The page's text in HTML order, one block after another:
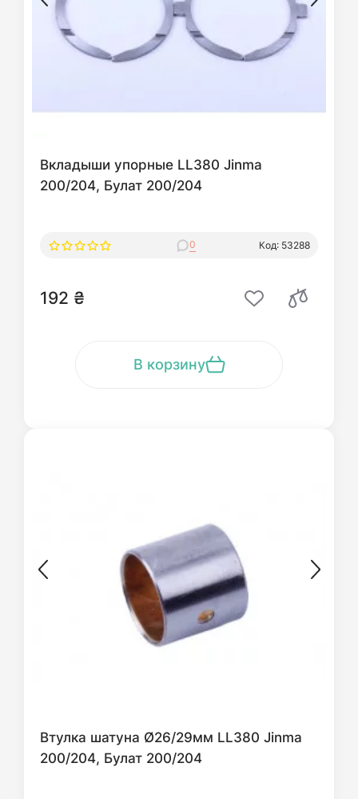
Вкладыши упорные LL380 Jinma
200/204, Булат 200/204
0 Код: 53288
192 ₴
В корзину
Втулка шатуна Ø26/29мм LL380 Jinma
200/204, Булат 200/204